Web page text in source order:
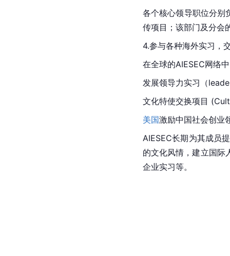
各个核心领导职位分别
传项目；该部门及分会
4.参与各种海外实习，
在全球的AIESEC网络
发展领导力实习（
文化特使交换项目
美国激励中国社会创业
AIESEC长期为其成员
的文化风情，建立国际
企业实习等。